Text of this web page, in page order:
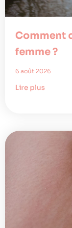
Comment
femme ?
6 août 2026
Lire plus